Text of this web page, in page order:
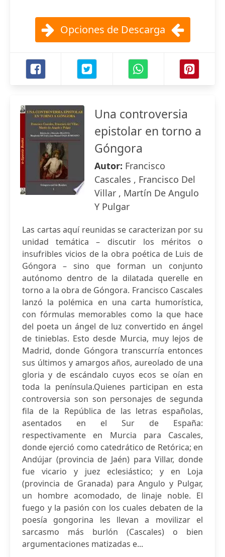
Opciones de Descarga
Una controversia
epistolar en torno a
Góngora
Autor: Francisco
Cascales , Francisco Del
Villar , Martín De Angulo
Y Pulgar
Las cartas aquí reunidas se caracterizan por su
unidad temática – discutir los méritos o
insufribles vicios de la obra poética de Luis de
Góngora – sino que forman un conjunto
autónomo dentro de la dilatada querelle en
torno a la obra de Góngora. Francisco Cascales
lanzó la polémica en una carta humorística,
con fórmulas memorables como la que hace
del poeta un ángel de luz convertido en ángel
de tinieblas. Esto desde Murcia, muy lejos de
Madrid, donde Góngora transcurría entonces
sus últimos y amargos años, aureolado de una
gloria y de escándalo cuyos ecos se oían en
toda la península.Quienes participan en esta
controversia son son personajes de segunda
fila de la República de las letras españolas,
asentados en el Sur de España:
respectivamente en Murcia para Cascales,
donde ejerció como catedrático de Retórica; en
Andújar (provincia de Jaén) para Villar, donde
fue vicario y juez eclesiástico; y en Loja
(provincia de Granada) para Angulo y Pulgar,
un hombre acomodado, de linaje noble. El
fuego y la pasión con los cuales debaten de la
poesía gongorina les llevan a movilizar el
sarcasmo más burlón (Cascales) o bien
argumentaciones matizadas e...